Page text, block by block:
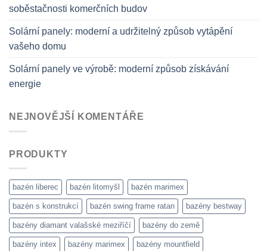
soběstačnosti komerčních budov
Solární panely: moderní a udržitelný způsob vytápění
vašeho domu
Solární panely ve výrobě: moderní způsob získávání
energie
NEJNOVĚJŠÍ KOMENTÁŘE
PRODUKTY
bazén liberec bazén litomyšl bazén marimex
bazén s konstrukcí bazén swing frame ratan bazény bestway
bazény diamant valašské meziříčí bazény do země
bazény intex bazény marimex bazény mountfield